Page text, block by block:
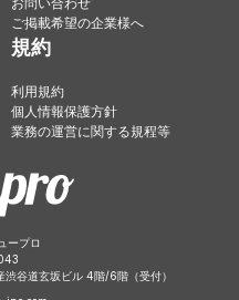
ご掲載希望の企業様へ
規約
利用規約
個人情報保護方針
業務の運営に関する規程等
ープロ
谷道玄坂ビル 4階/6階（受付）